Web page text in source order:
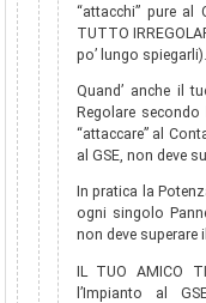
“attacchi” pure al
TUTTO
po’ lungo spiegarli).
Quand’ anche il
Regolare
“attaccare” al
al GSE, non deve
In pratica la
ogni singolo
non deve superare
IL TUO AMICO
l’Impianto al